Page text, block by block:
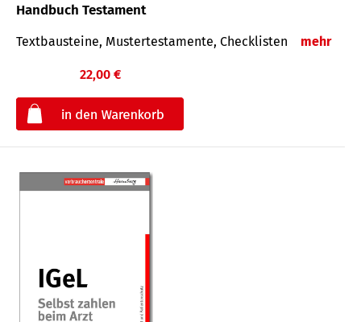
Handbuch Testament
Textbausteine, Mustertestamente, Checklisten mehr
22,00 €